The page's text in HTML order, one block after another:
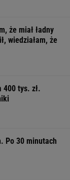
że miał ładny
wiedziałam, że
400 tys. zł.
Po 30 minutach